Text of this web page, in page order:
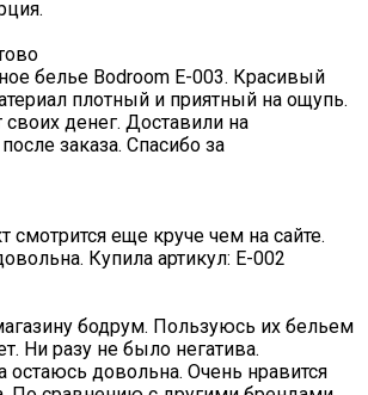
белье Bodroom E-003. Красивый
плотный и приятный на ощупь.
своих денег. Доставили на
заказа. Спасибо за
еще круче чем на сайте.
Купила артикул: E-002
бодрум. Пользуюсь их бельем
Ни разу не было негатива.
остаюсь довольна. Очень нравится